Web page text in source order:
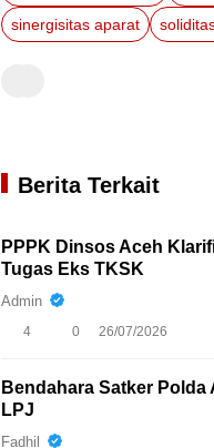
sinergisitas aparat
Berita Terkait
PPPK Dinsos Aceh
Tugas Eks TKSK
Admin
4 0 26/07/2026
Bendahara Satker
LPJ
Fadhil